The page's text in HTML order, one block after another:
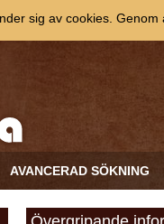
AVANCERAD SÖKNING
sig av cookies.